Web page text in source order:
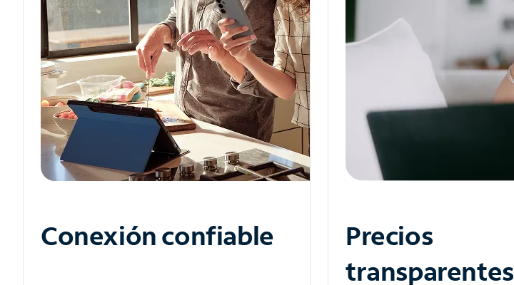
Conexión confiable
Precios
transparentes